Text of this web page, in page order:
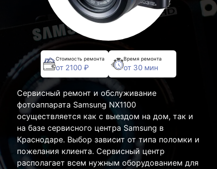
Стоимость ремонта
от 2100 ₽
Время ремонта
от 30 мин
Сервисный ремонт и обслуживание
фотоаппарата Samsung NX1100
осуществляется как с выездом на дом, так и
на базе сервисного центра Samsung в
Краснодаре. Выбор зависит от типа поломки и
пожелания клиента. Сервисный центр
располагает всем нужным оборудованием для